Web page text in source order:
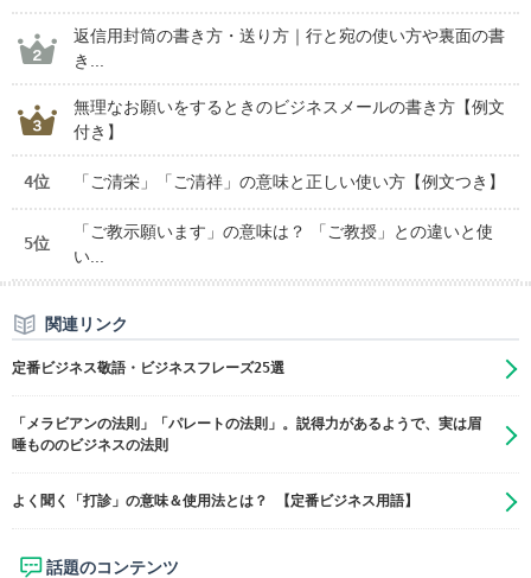
返信用封筒の書き方・送り方｜行と宛の使い方や裏面の書
き...
無理なお願いをするときのビジネスメールの書き方【例文
付き】
4位 「ご清栄」「ご清祥」の意味と正しい使い方【例文つき】
5位
「ご教示願います」の意味は？ 「ご教授」との違いと使
い...
関連リンク
定番ビジネス敬語・ビジネスフレーズ25選
「メラビアンの法則」「パレートの法則」。説得力があるようで、実は眉
唾もののビジネスの法則
よく聞く「打診」の意味＆使用法とは？ 【定番ビジネス用語】
話題のコンテンツ